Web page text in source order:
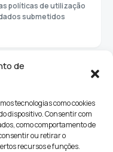
de
tecnologias como cookies
dispositivo. Consentir com
como comportamento de
ou retirar o
recursos e funções.
políticas de utilização
submetidos